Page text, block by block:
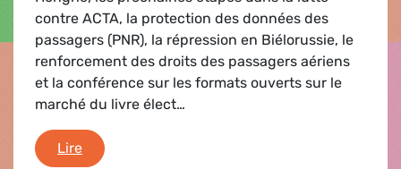
contre ACTA, la protection des données des
passagers (PNR), la répression en Biélorussie, le
renforcement des droits des passagers aériens
et la conférence sur les formats ouverts sur le
marché du livre élect…
LireHebdo en bref